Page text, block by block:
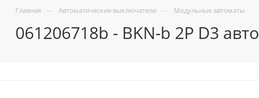
Главная — Автоматические выключатели — Модульные автоматы
061206718b - BKN-b 2P D3